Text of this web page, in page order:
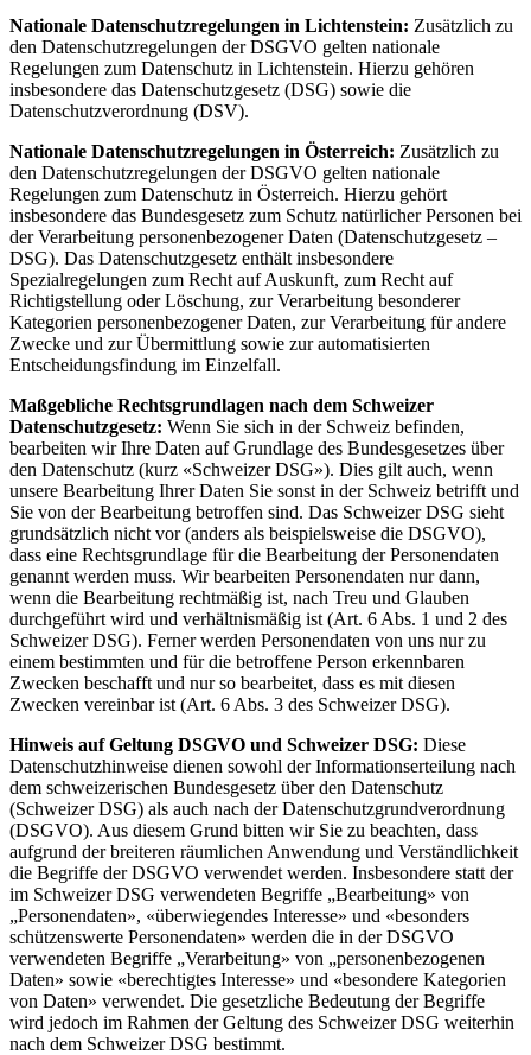
Nationale Datenschutzregelungen in Lichtenstein: Zusätzlich zu
den Datenschutzregelungen der DSGVO gelten nationale
Regelungen zum Datenschutz in Lichtenstein. Hierzu gehören
insbesondere das Datenschutzgesetz (DSG) sowie die
Datenschutzverordnung (DSV).
Nationale Datenschutzregelungen in Österreich: Zusätzlich zu
den Datenschutzregelungen der DSGVO gelten nationale
Regelungen zum Datenschutz in Österreich. Hierzu gehört
insbesondere das Bundesgesetz zum Schutz natürlicher Personen bei
der Verarbeitung personenbezogener Daten (Datenschutzgesetz –
DSG). Das Datenschutzgesetz enthält insbesondere
Spezialregelungen zum Recht auf Auskunft, zum Recht auf
Richtigstellung oder Löschung, zur Verarbeitung besonderer
Kategorien personenbezogener Daten, zur Verarbeitung für andere
Zwecke und zur Übermittlung sowie zur automatisierten
Entscheidungsfindung im Einzelfall.
Maßgebliche Rechtsgrundlagen nach dem Schweizer
Datenschutzgesetz: Wenn Sie sich in der Schweiz befinden,
bearbeiten wir Ihre Daten auf Grundlage des Bundesgesetzes über
den Datenschutz (kurz «Schweizer DSG»). Dies gilt auch, wenn
unsere Bearbeitung Ihrer Daten Sie sonst in der Schweiz betrifft und
Sie von der Bearbeitung betroffen sind. Das Schweizer DSG sieht
grundsätzlich nicht vor (anders als beispielsweise die DSGVO),
dass eine Rechtsgrundlage für die Bearbeitung der Personendaten
genannt werden muss. Wir bearbeiten Personendaten nur dann,
wenn die Bearbeitung rechtmäßig ist, nach Treu und Glauben
durchgeführt wird und verhältnismäßig ist (Art. 6 Abs. 1 und 2 des
Schweizer DSG). Ferner werden Personendaten von uns nur zu
einem bestimmten und für die betroffene Person erkennbaren
Zwecken beschafft und nur so bearbeitet, dass es mit diesen
Zwecken vereinbar ist (Art. 6 Abs. 3 des Schweizer DSG).
Hinweis auf Geltung DSGVO und Schweizer DSG: Diese
Datenschutzhinweise dienen sowohl der Informationserteilung nach
dem schweizerischen Bundesgesetz über den Datenschutz
(Schweizer DSG) als auch nach der Datenschutzgrundverordnung
(DSGVO). Aus diesem Grund bitten wir Sie zu beachten, dass
aufgrund der breiteren räumlichen Anwendung und Verständlichkeit
die Begriffe der DSGVO verwendet werden. Insbesondere statt der
im Schweizer DSG verwendeten Begriffe „Bearbeitung» von
„Personendaten», «überwiegendes Interesse» und «besonders
schützenswerte Personendaten» werden die in der DSGVO
verwendeten Begriffe „Verarbeitung» von „personenbezogenen
Daten» sowie «berechtigtes Interesse» und «besondere Kategorien
von Daten» verwendet. Die gesetzliche Bedeutung der Begriffe
wird jedoch im Rahmen der Geltung des Schweizer DSG weiterhin
nach dem Schweizer DSG bestimmt.